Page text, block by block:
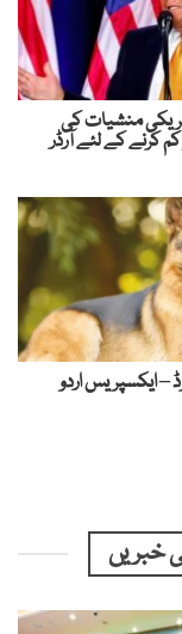
منشیات کی
کرنے کے لئے آرڈر
– ایکسپریس اردو
خبریں